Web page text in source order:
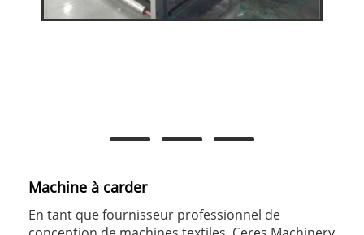
Machine à carder
En tant que fournisseur professionnel de